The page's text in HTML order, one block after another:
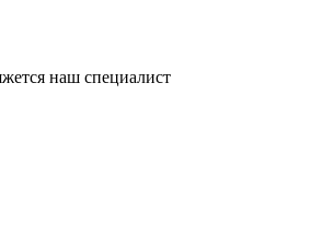
наш специалист